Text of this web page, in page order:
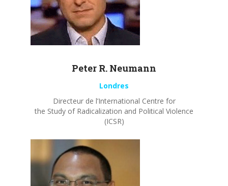
Peter R. Neumann
Londres
Directeur de l’International Centre for
the Study of Radicalization and Political Violence
(ICSR)